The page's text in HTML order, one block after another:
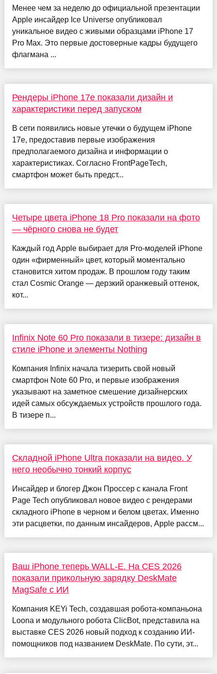
Менее чем за неделю до официальной презентации
Apple инсайдер Ice Universe опубликовал
уникальное видео с живыми образцами iPhone 17
Pro Max. Это первые достоверные кадры будущего
флагмана ...
Рендеры iPhone 17e показали дизайн и
характеристики перед запуском
В сети появились новые утечки о будущем iPhone
17e, предоставив первые изображения
предполагаемого дизайна и информации о
характеристиках. Согласно FrontPageTech,
смартфон может быть предст...
Четыре цвета iPhone 18 Pro показали на фото
— чёрного снова не будет
Каждый год Apple выбирает для Pro-моделей iPhone
один «фирменный» цвет, который моментально
становится хитом продаж. В прошлом году таким
стал Cosmic Orange — дерзкий оранжевый оттенок,
кот...
Infinix Note 60 Pro показали в тизере: дизайн в
стиле iPhone и элементы Nothing
Компания Infinix начала тизерить свой новый
смартфон Note 60 Pro, и первые изображения
указывают на заметное смешение дизайнерских
идей самых обсуждаемых устройств прошлого года.
В тизере п...
Складной iPhone Ultra показали на видео. У
него необычно тонкий корпус
Инсайдер и блогер Джон Проссер с канала Front
Page Tech опубликовал новое видео с рендерами
складного iPhone в черном и белом цветах. Именно
эти расцветки, по данным инсайдеров, Apple рассм...
Ваш iPhone теперь WALL-E. На CES 2026
показали прикольную зарядку DeskMate
MagSafe с ИИ
Компания KEYi Tech, создавшая робота-компаньона
Loona и модульного робота ClicBot, представила на
выставке CES 2026 новый подход к созданию ИИ-
помощников под названием DeskMate. По сути, эт...